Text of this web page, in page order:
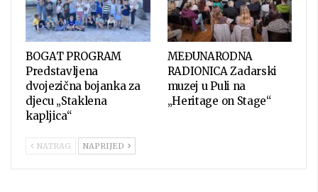
BOGAT PROGRAM
Predstavljena
dvojezična bojanka za
djecu „Staklena
kapljica“
MEĐUNARODNA
RADIONICA Zadarski
muzej u Puli na
„Heritage on Stage“
NATRAG NAPRIJED